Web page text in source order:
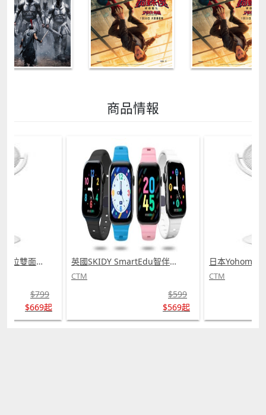
商品情報
日本Yohome 5D全方位雙面雙葉對流淨化智能語音伸縮循環扇 PRO (需訂貨)
$799
$669起
英國SKIDY SmartEdu智伴高清流暢五重定位遠控180°旋攝雙向視頻海外適配兒童智能手錶PRO (需訂貨)
CTM
$599
$569起
CTM